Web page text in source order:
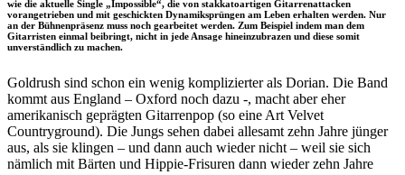
wie die aktuelle Single „Impossible“, die von stakkatoartigen Gitarrenattacken
vorangetrieben und mit geschickten Dynamiksprüngen am Leben erhalten werden. Nur
an der Bühnenpräsenz muss noch gearbeitet werden. Zum Beispiel indem man dem
Gitarristen einmal beibringt, nicht in jede Ansage hineinzubrazen und diese somit
unverständlich zu machen.
Goldrush sind schon ein wenig komplizierter als Dorian. Die Band
kommt aus England – Oxford noch dazu -, macht aber eher
amerikanisch geprägten Gitarrenpop (so eine Art Velvet
Countryground). Die Jungs sehen dabei allesamt zehn Jahre jünger
aus, als sie klingen – und dann auch wieder nicht – weil sie sich
nämlich mit Bärten und Hippie-Frisuren dann wieder zehn Jahre